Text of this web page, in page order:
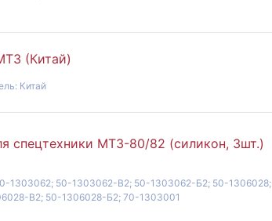
(Китай)
Китай
спецтехники МТЗ-80/82 (силикон, 3шт.)
1303062; 50-1303062-B2; 50-1303062-Б2; 50-1306028;
B2; 50-1306028-Б2; 70-1303001